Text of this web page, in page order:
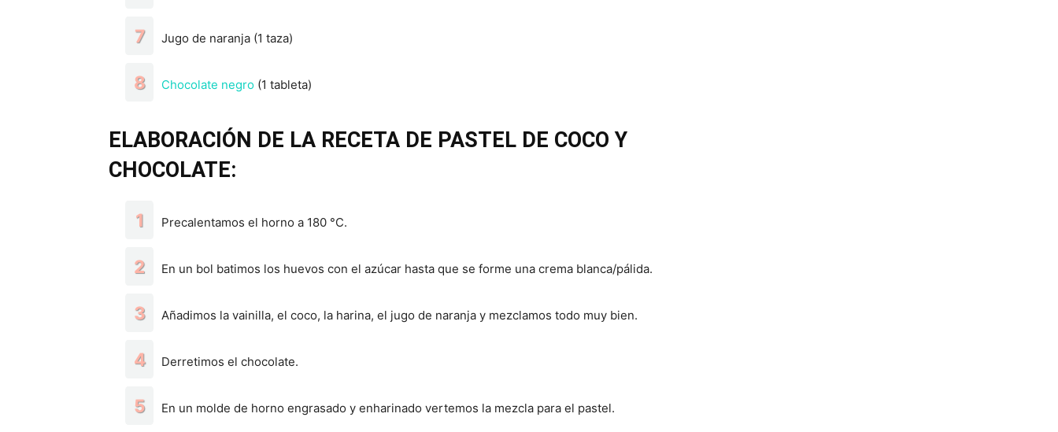
Jugo de naranja (1 taza)
Chocolate negro (1 tableta)
ELABORACIÓN DE LA RECETA DE PASTEL DE COCO Y
CHOCOLATE:
Precalentamos el horno a 180 °C.
En un bol batimos los huevos con el azúcar hasta que se forme una crema blanca/pálida.
Añadimos la vainilla, el coco, la harina, el jugo de naranja y mezclamos todo muy bien.
Derretimos el chocolate.
En un molde de horno engrasado y enharinado vertemos la mezcla para el pastel.